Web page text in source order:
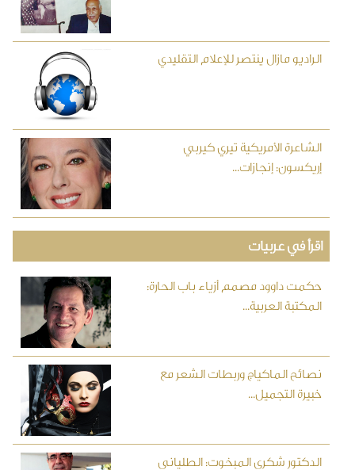
الراديو مازال ينتصر للإعلام التقليدي
الشاعرة الأمريكية تيري كيربي
إريكسون: إنجازات...
اقرأ في عربيات
حكمت داوود مصمم أزياء باب الحارة:
المكتبة العربية...
نصائح الماكياج وربطات الشعر مع
خبيرة التجميل...
الدكتور شكري المبخوت: الطلياني